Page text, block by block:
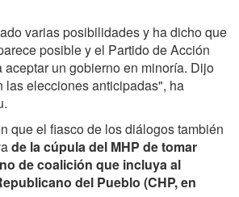
varias posibilidades y ha dicho que
posible y el Partido de Acción
aceptar un gobierno en minoría. Dijo
las elecciones anticipadas", ha
que el fiasco de los diálogos también
de la cúpula del MHP de tomar
de coalición que incluya al
del Pueblo (CHP, en